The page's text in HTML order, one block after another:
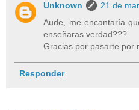
Unknown
21 de
Aude, me encantaría
enseñaras verdad???
Gracias por pasarte por
Responder